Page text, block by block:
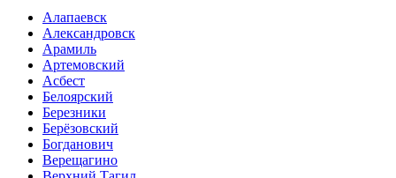
Алапаевск
Александровск
Арамиль
Артемовский
Асбест
Белоярский
Березники
Берёзовский
Богданович
Верещагино